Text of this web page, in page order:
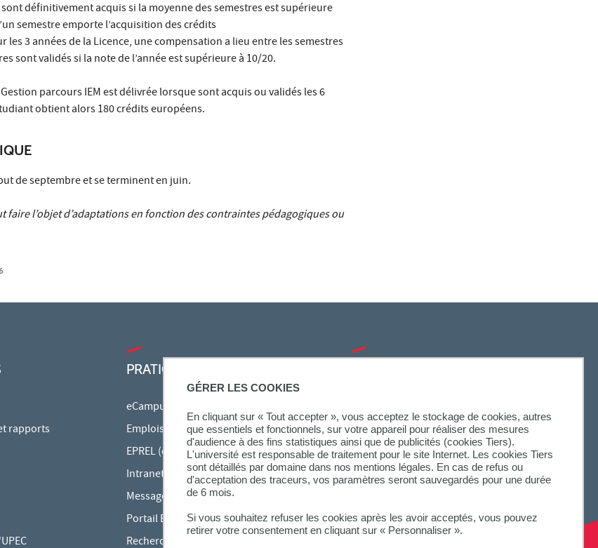
GÉRER LES COOKIES
En cliquant sur « Tout accepter », vous acceptez le stockage de cookies, autres
que essentiels et fonctionnels, sur votre appareil pour réaliser des mesures
d'audience à des fins statistiques ainsi que de publicités (cookies Tiers).
L'université est responsable de traitement pour le site Internet. Les cookies Tiers
sont détaillés par domaine dans nos mentions légales. En cas de refus ou
d'acceptation des traceurs, vos paramètres seront sauvegardés pour une durée
de 6 mois.
Si vous souhaitez refuser les cookies après les avoir acceptés, vous pouvez
retirer votre consentement en cliquant sur « Personnaliser ».
définitivement acquis si la moyenne des semestres est supérieure
semestre emporte l’acquisition des crédits
3 années de la Licence, une compensation a lieu entre les semestres
sont validés si la note de l’année est supérieure à 10/20.
parcours IEM est délivrée lorsque sont acquis ou validés les 6
obtient alors 180 crédits européens.
de septembre et se terminent en juin.
faire l’objet d’adaptations en fonction des contraintes pédagogiques ou
rapports
PRATIQUE
eCampus
Emplois du temps en ligne
EPREL (cours en ligne)
Intranet des personnels
Messagerie étudiante
Portail Bu Athéna
Rechercher une formation